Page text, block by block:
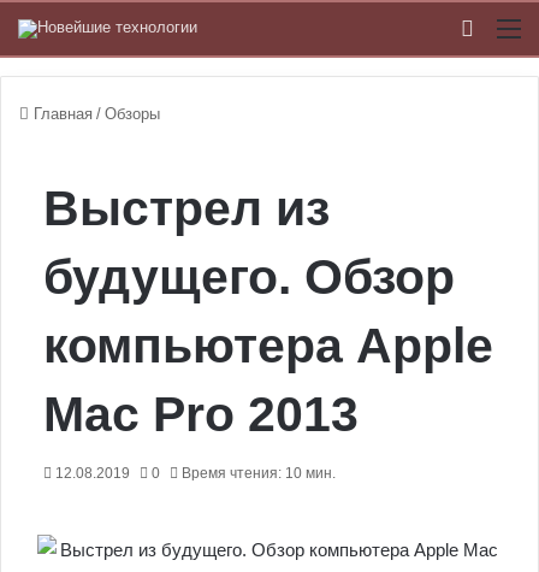
Главная / Обзоры
Выстрел из
будущего. Обзор
компьютера Apple
Mac Pro 2013
12.08.2019 0 Время чтения: 10 мин.